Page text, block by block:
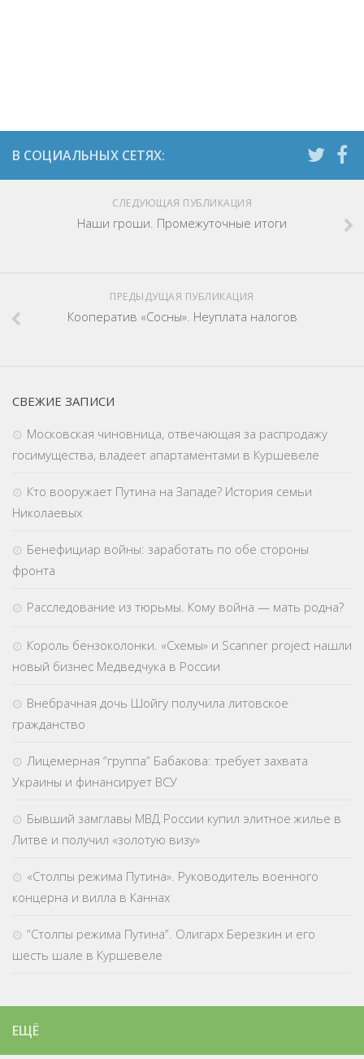
СЛЕДУЮЩАЯ ПУБЛИКАЦИЯ
Наши гроши. Промежуточные итоги
ПРЕДЫДУЩАЯ ПУБЛИКАЦИЯ
Кооператив «Сосны». Неуплата налогов
СВЕЖИЕ ЗАПИСИ
Московская чиновница, отвечающая за распродажу
госимущества, владеет апартаментами в Куршевеле
Кто вооружает Путина на Западе? История семьи
Николаевых
Бенефициар войны: заработать по обе стороны
фронта
Расследование из тюрьмы. Кому война — мать родна?
Король бензоколонки. «Схемы» и Scanner project нашли
новый бизнес Медведчука в России
Внебрачная дочь Шойгу получила литовское
гражданство
Лицемерная “группа” Бабакова: требует захвата
Украины и финансирует ВСУ
Бывший замглавы МВД России купил элитное жилье в
Литве и получил «золотую визу»
«Столпы режима Путина». Руководитель военного
концерна и вилла в Каннах
“Столпы режима Путина”. Олигарх Березкин и его
шесть шале в Куршевеле
ЕЩЁ